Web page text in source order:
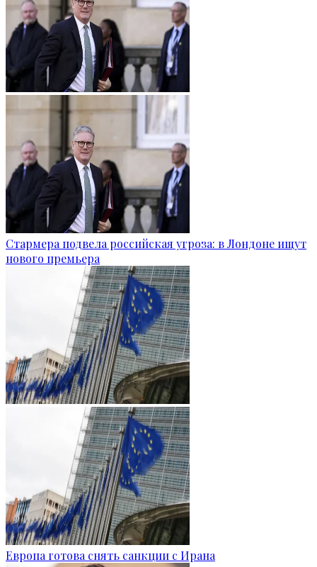
Стармера подвела российская угроза: в Лондоне ищут
нового премьера
Европа готова снять санкции с Ирана